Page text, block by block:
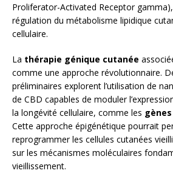
Proliferator-Activated Receptor
régulation du métabolisme lipidique
cellulaire.
La thérapie génique cutanée
comme une approche révolutionnaire.
préliminaires explorent l’utilisation de
de CBD capables de moduler
la longévité cellulaire, comme les gènes
Cette approche épigénétique pourrait
reprogrammer les cellules cutanées
sur les mécanismes moléculaires
vieillissement.